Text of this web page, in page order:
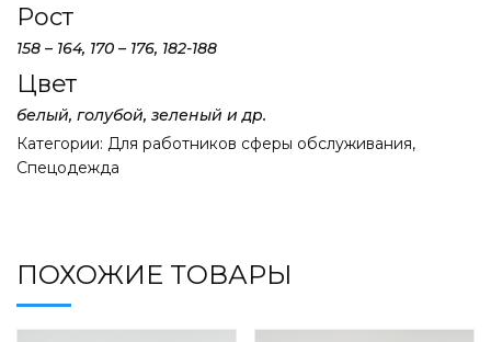
Рост
158 – 164, 170 – 176, 182-188
Цвет
белый, голубой, зеленый и др.
Категории: Для работников сферы обслуживания,
Спецодежда
ПОХОЖИЕ ТОВАРЫ